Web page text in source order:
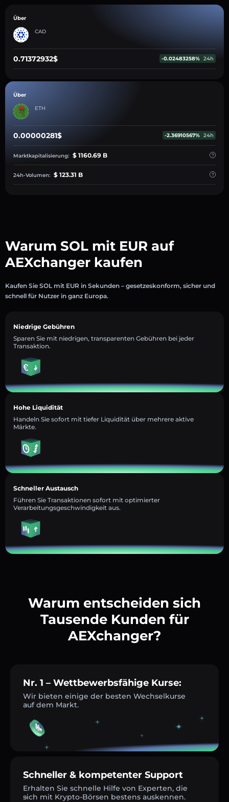
Über
CAD
0.71372932$ -0.02483258% 24h
Über
ETH
0.00000281$ -2.36910567% 24h
Marktkapitalisierung: $ 1160.69 B
24h-Volumen: $ 123.31 B
Warum SOL mit EUR auf
AEXchanger kaufen
Kaufen Sie SOL mit EUR in Sekunden – gesetzeskonform, sicher und
schnell für Nutzer in ganz Europa.
Niedrige Gebühren
Sparen Sie mit niedrigen, transparenten Gebühren bei jeder
Transaktion.
Hohe Liquidität
Handeln Sie sofort mit tiefer Liquidität über mehrere aktive
Märkte.
Schneller Austausch
Führen Sie Transaktionen sofort mit optimierter
Verarbeitungsgeschwindigkeit aus.
Warum entscheiden sich
Tausende Kunden für
AEXchanger?
Nr. 1 – Wettbewerbsfähige Kurse:
Wir bieten einige der besten Wechselkurse
auf dem Markt.
Schneller & kompetenter Support
Erhalten Sie schnelle Hilfe von Experten, die
sich mit Krypto-Börsen bestens auskennen.